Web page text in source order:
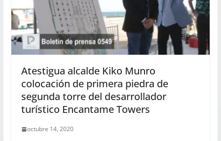
Atestigua alcalde Kiko Munro
colocación de primera piedra de
segunda torre del desarrollador
turístico Encantame Towers
octubre 14, 2020